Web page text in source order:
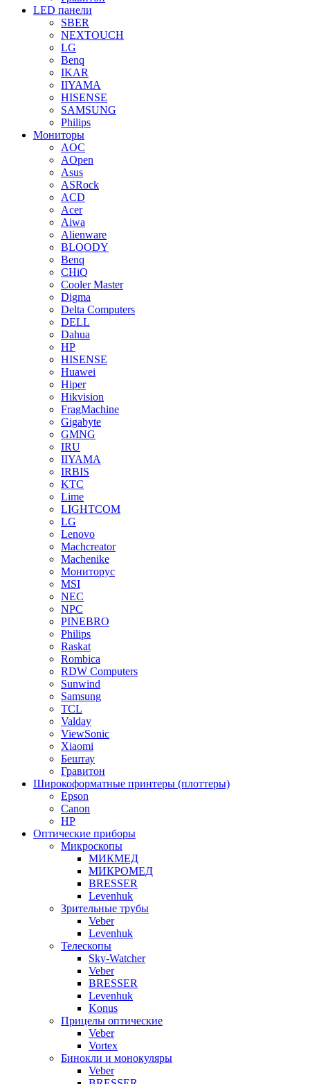
LED панели
SBER
NEXTOUCH
LG
Benq
IKAR
IIYAMA
HISENSE
SAMSUNG
Philips
Мониторы
AOC
AOpen
Asus
ASRock
ACD
Acer
Aiwa
Alienware
BLOODY
Benq
CHiQ
Cooler Master
Digma
Delta Computers
DELL
Dahua
HP
HISENSE
Huawei
Hiper
Hikvision
FragMachine
Gigabyte
GMNG
IRU
IIYAMA
IRBIS
KTC
Lime
LIGHTCOM
LG
Lenovo
Machcreator
Machenike
Мониторус
MSI
NEC
NPC
PINEBRO
Philips
Raskat
Rombica
RDW Computers
Sunwind
Samsung
TCL
Valday
ViewSonic
Xiaomi
Бештау
Гравитон
Широкоформатные принтеры (плоттеры)
Epson
Canon
HP
Оптические приборы
Микроскопы
МИКМЕД
МИКРОМЕД
BRESSER
Levenhuk
Зрительные трубы
Veber
Levenhuk
Телескопы
Sky-Watcher
Veber
BRESSER
Levenhuk
Konus
Прицелы оптические
Veber
Vortex
Бинокли и монокуляры
Veber